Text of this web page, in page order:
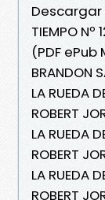
Descargar
TIEMPO
(PDF ePub
BRANDON
LA RUEDA
ROBERT
LA RUEDA
ROBERT
LA RUEDA
ROBERT